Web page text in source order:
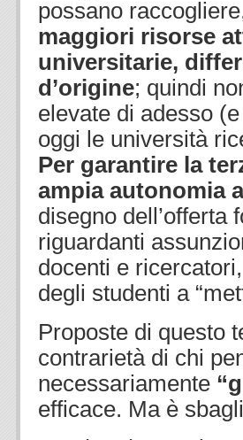
possano
maggiori risorse
universitarie,
d’origine; quindi
elevate di adesso
oggi le università
Per garantire la
ampia autonomia
disegno dell’offerta
riguardanti
docenti e
degli studenti a
Proposte di questo
contrarietà di chi
necessariamente
efficace. Ma è